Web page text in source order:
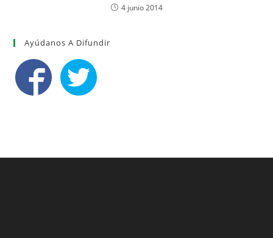
4 junio 2014
Ayúdanos A Difundir